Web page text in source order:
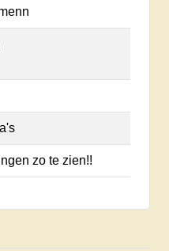
zo te zien!!